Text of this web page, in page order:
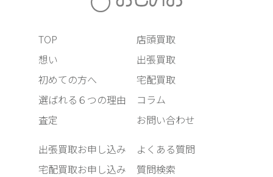
TOP
想い
初めての方へ
選ばれる６つの理由
査定
店頭買取
出張買取
宅配買取
コラム
お問い合わせ
出張買取お申し込み
宅配買取お申し込み
よくある質問
質問検索